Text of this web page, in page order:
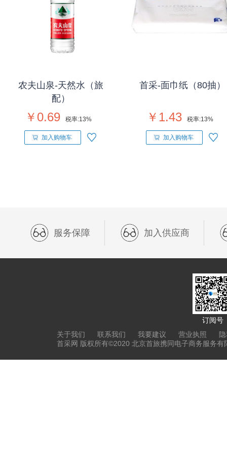
农夫山泉-天然水（旅
配）
￥0.69 税率:13%
加入购物车
首采-面巾纸（80抽）
￥1.43 税率:13%
加入购物车
服务保障 加入供应商
订阅号
关于我们
联系我们 我要建议 营业执照
首采网 版权所有©2020 北京首旅携同电子商务服务有